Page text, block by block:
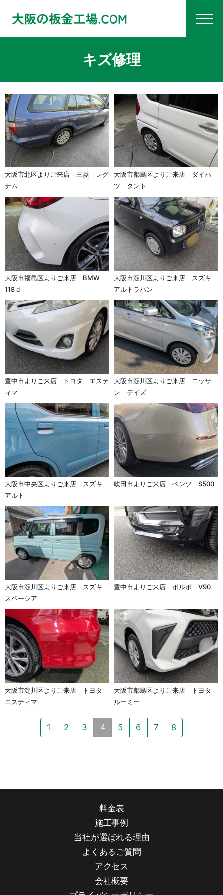
キズ修理
大阪市北区よりご来店 三菱 レグ
ナム
大阪市都島区よりご来店 ダイハ
ツ タント
大阪市福島区よりご来店 BMW
118ｄ
大阪市淀川区よりご来店 スズキ
アルトラパン
豊中市よりご来店 トヨタ エステ
ィマ
大阪市淀川区よりご来店 ニッサ
ン デイズ
大阪市中央区よりご来店 スズキ
アルト
吹田市よりご来店 ベンツ S500
大阪市淀川区よりご来店 スズキ
スペーシア
豊中市よりご来店 ボルボ V90
大阪市淀川区よりご来店 トヨタ
エスティマ
大阪市都島区よりご来店 トヨタ
ルーミー
1 2 3 4 5 6 7 8
料金表
施工事例
当社が選ばれる理由
よくあるご質問
アクセス
会社概要